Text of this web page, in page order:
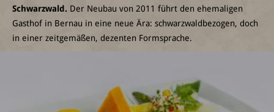
Schwarzwald. Der Neubau von 2011 führt den ehemaligen
Gasthof in Bernau in eine neue Ära: schwarzwaldbezogen, doch
in einer zeitgemäßen, dezenten Formsprache.